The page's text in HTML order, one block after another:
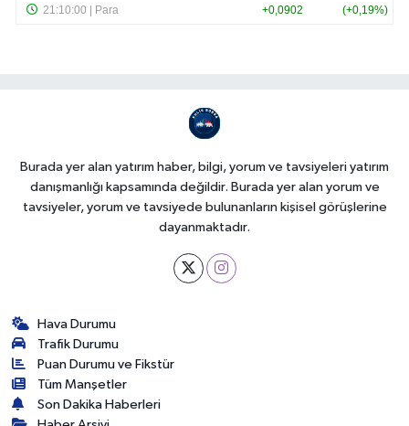
Burada yer alan yatırım haber, bilgi, yorum ve tavsiyeleri yatırım
danışmanlığı kapsamında değildir. Burada yer alan yorum ve
tavsiyeler, yorum ve tavsiyede bulunanların kişisel görüşlerine
dayanmaktadır.
Hava Durumu
Trafik Durumu
Puan Durumu ve Fikstür
Tüm Manşetler
Son Dakika Haberleri